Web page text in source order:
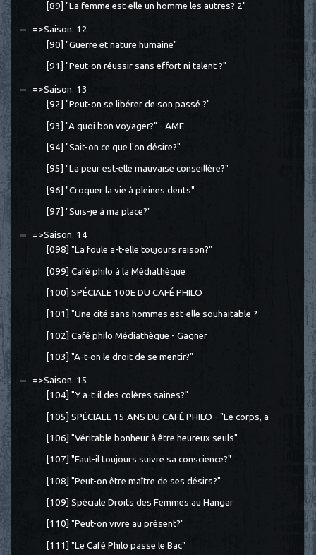
[89] "La femme est-elle un homme les autres? 2"
=>Saison. 12
[90] "Guerre et nature humaine"
[91] "Peut-on réussir sans effort ni talent ?"
=>Saison. 13
[92] "Peut-on se libérer de son passé ?"
[93] "A quoi bon voyager?" - AME
[94] "Sait-on ce que l'on désire?"
[95] "La peur est-elle mauvaise conseillère?"
[96] "Croquer la vie à pleines dents"
[97] "Suis-je à ma place?"
=>Saison. 14
[098] "La foule a-t-elle toujours raison?"
[099] Café philo à la Médiathèque
[100] SPÉCIALE 100E DU CAFÉ PHILO
[101] "Une cité sans hommes est-elle souhaitable ?
[102] Café philo Médiathèque - Gagner
[103] "A-t-on le droit de se mentir?"
=>Saison. 15
[104] "Y a-t-il des colères saines?"
[105] SPÉCIALE 15 ANS DU CAFÉ PHILO - "Le corps, a
[106] "Véritable bonheur à être heureux seuls"
[107] "Faut-il toujours suivre sa conscience?"
[108] "Peut-on être maître de ses désirs?"
[109] Spéciale Droits des Femmes au Hangar
[110] "Peut-on vivre au présent?"
[111] "Le Café Philo passe le Bac"